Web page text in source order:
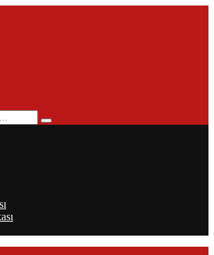
Search